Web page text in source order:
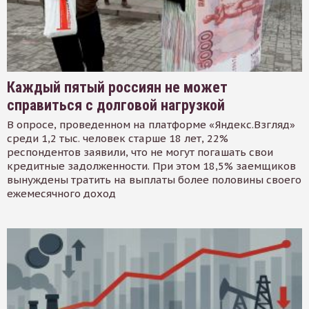
Каждый пятый россиян не может
справиться с долговой нагрузкой
В опросе, проведенном на платформе «Яндекс.Взгляд»
среди 1,2 тыс. человек старше 18 лет, 22%
респондентов заявили, что не могут погашать свои
кредитные задолженности. При этом 18,5% заемщиков
вынуждены тратить на выплаты более половины своего
ежемесячного доход